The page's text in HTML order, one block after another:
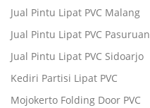
Jual Pintu Lipat PVC Malang
Jual Pintu Lipat PVC Pasuruan
Jual Pintu Lipat PVC Sidoarjo
Kediri Partisi Lipat PVC
Mojokerto Folding Door PVC